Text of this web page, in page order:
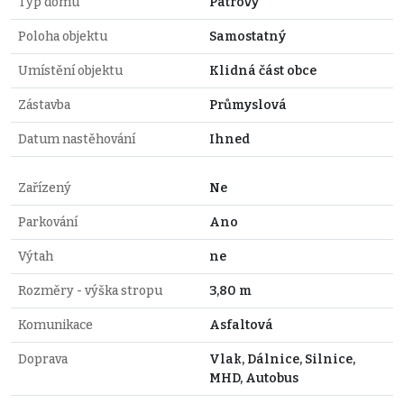
Poloha objektu Samostatný
Umístění objektu Klidná část obce
Zástavba Průmyslová
Datum nastěhování Ihned
Zařízený Ne
Parkování Ano
Výtah ne
Rozměry - výška stropu 3,80 m
Komunikace Asfaltová
Doprava
Vlak, Dálnice, Silnice,
MHD, Autobus